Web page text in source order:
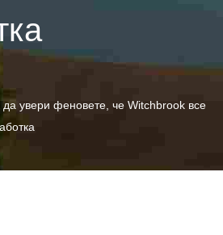
увери феновете, че Witchbrook все